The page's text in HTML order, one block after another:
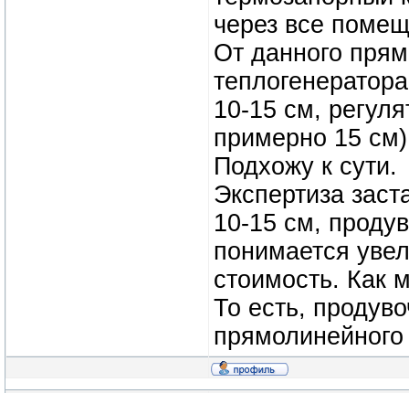
через все
От данного
10-15 см,
примерно 15
Подхожу к сути.
Экспертиза
10-15 см,
понимается
стоимость. Как
То есть,